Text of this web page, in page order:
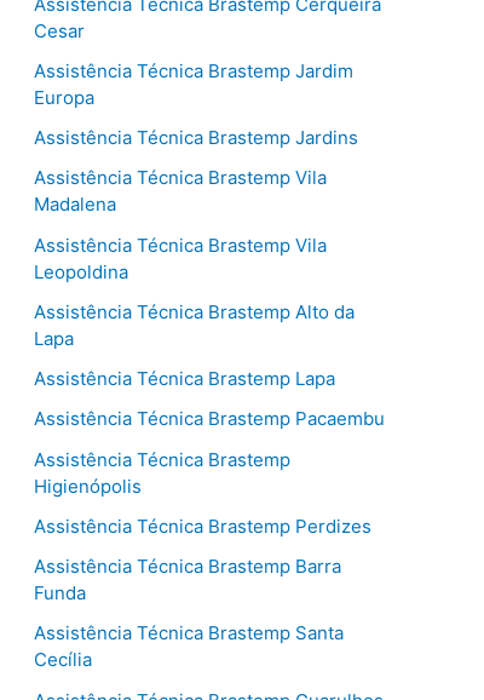
Cesar
Assistência Técnica Brastemp Jardim
Europa
Assistência Técnica Brastemp Jardins
Assistência Técnica Brastemp Vila
Madalena
Assistência Técnica Brastemp Vila
Leopoldina
Assistência Técnica Brastemp Alto da
Lapa
Assistência Técnica Brastemp Lapa
Assistência Técnica Brastemp Pacaembu
Assistência Técnica Brastemp
Higienópolis
Assistência Técnica Brastemp Perdizes
Assistência Técnica Brastemp Barra
Funda
Assistência Técnica Brastemp Santa
Cecília